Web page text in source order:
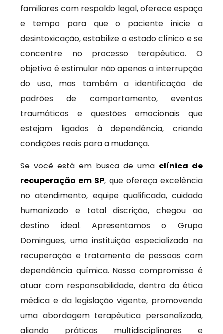
familiares com respaldo legal, oferece espaço
e tempo para que o paciente inicie a
desintoxicação, estabilize o estado clínico e se
concentre no processo terapêutico. O
objetivo é estimular não apenas a interrupção
do uso, mas também a identificação de
padrões de comportamento, eventos
traumáticos e questões emocionais que
estejam ligados à dependência, criando
condições reais para a mudança.
Se você está em busca de uma clínica de
recuperação em SP, que ofereça excelência
no atendimento, equipe qualificada, cuidado
humanizado e total discrição, chegou ao
destino ideal. Apresentamos o Grupo
Domingues, uma instituição especializada na
recuperação e tratamento de pessoas com
dependência química. Nosso compromisso é
atuar com responsabilidade, dentro da ética
médica e da legislação vigente, promovendo
uma abordagem terapêutica personalizada,
aliando práticas multidisciplinares e